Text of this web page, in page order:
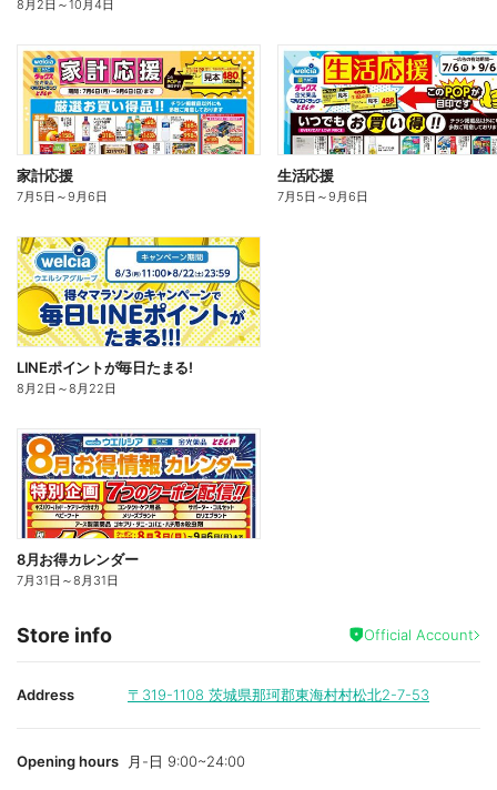
8月2日 ～10月4日
家計応援
7月5日 ～9月6日
生活応援
7月5日 ～9月6日
LINEポイントが毎日たまる!
8月2日 ～8月22日
8月お得カレンダー
7月31日 ～8月31日
Store info Official Account
Address 〒319-1108 茨城県那珂郡東海村村松北2-7-53
Opening hours 月-日 9:00~24:00